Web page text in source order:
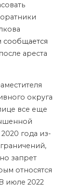
сообщается
ареста
округа
все еще
года из-
запрет
относятся
июле 2022